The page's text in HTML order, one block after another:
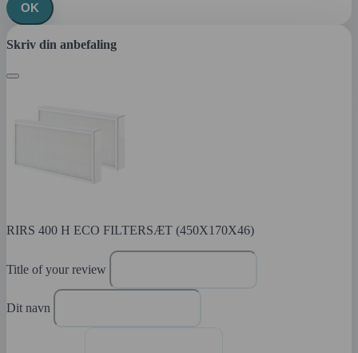
OK
Skriv din anbefaling
RIRS 400 H ECO FILTERSÆT (450X170X46)
Title of your review
Dit navn